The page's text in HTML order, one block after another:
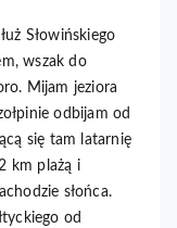
Słowińskiego
wszak do
Mijam jeziora
odbijam od
się tam latarnię
km plażą i
słońca.
od